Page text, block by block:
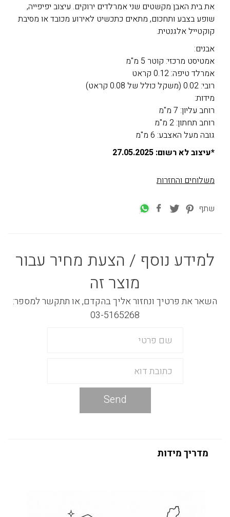
את בית האבן מקשטים שני אמרלדים ירוקים. עיצוב יפיפייה,
שופע בצבע ותחכום, מתאים כתכשיט לאירוע מכובד או מסיבת
קוקטייל אלגנטית.
אבנים:
אמטיסט מרכזי: קוטר 5 מ"מ
אמרלד טיפה: 0.12 קראט
רובי: 0.02 (משקל כולל של 0.08 קראט)
מידות:
רוחב עליון: 7 מ"מ
רוחב תחתון: 2 מ"מ
גובה מעל האצבע: 6 מ"מ
*עיצוב לא רשום: 27.05.2025
משלוחים והחזרות
שתף
למידע נוסף / הצעת מחיר עבור
מוצר זה
השאר את פרטיך ונחזור אליך בהקדם, או תתקשר למספר:
03-5165268
Send
מדריך מידות